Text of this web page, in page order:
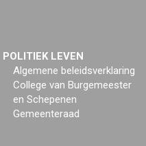
POLITIEK LEVEN
Algemene beleidsverklaring
College van Burgemeester
en Schepenen
Gemeenteraad